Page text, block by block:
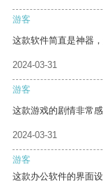
游客
这款软件简直是神器
2024-03-31
游客
这款游戏的剧情非常
2024-03-31
游客
这款办公软件的界面